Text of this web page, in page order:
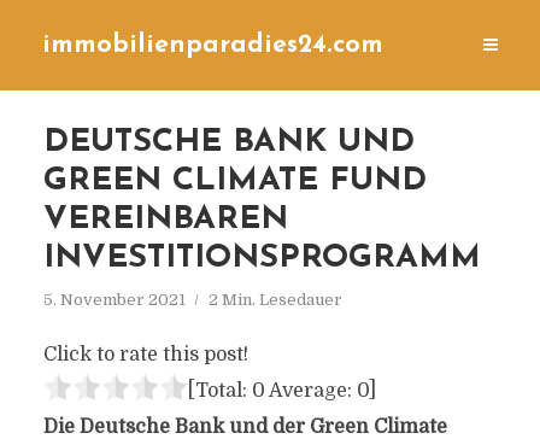
immobilienparadies24.com
DEUTSCHE BANK UND
GREEN CLIMATE FUND
VEREINBAREN
INVESTITIONSPROGRAMM
5. November 2021 2 Min. Lesedauer
Click to rate this post!
[Total: 0 Average: 0]
Die Deutsche Bank und der Green Climate